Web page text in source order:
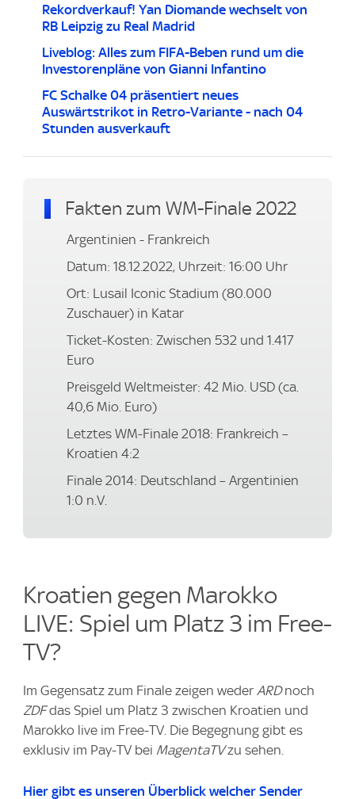
Rekordverkauf! Yan Diomande wechselt von
RB Leipzig zu Real Madrid
Liveblog: Alles zum FIFA-Beben rund um die
Investorenpläne von Gianni Infantino
FC Schalke 04 präsentiert neues
Auswärtstrikot in Retro-Variante - nach 04
Stunden ausverkauft
Fakten zum WM-Finale 2022
Argentinien - Frankreich
Datum: 18.12.2022, Uhrzeit: 16:00 Uhr
Ort: Lusail Iconic Stadium (80.000
Zuschauer) in Katar
Ticket-Kosten: Zwischen 532 und 1.417
Euro
Preisgeld Weltmeister: 42 Mio. USD (ca.
40,6 Mio. Euro)
Letztes WM-Finale 2018: Frankreich –
Kroatien 4:2
Finale 2014: Deutschland – Argentinien
1:0 n.V.
Kroatien gegen Marokko
LIVE: Spiel um Platz 3 im Free-
TV?
Im Gegensatz zum Finale zeigen weder ARDnoch
ZDFdas Spiel um Platz 3 zwischen Kroatien und
Marokko live im Free-TV. Die Begegnung gibt es
exklusiv im Pay-TV bei MagentaTVzu sehen.
Hier gibt es unseren Überblick welcher Sender